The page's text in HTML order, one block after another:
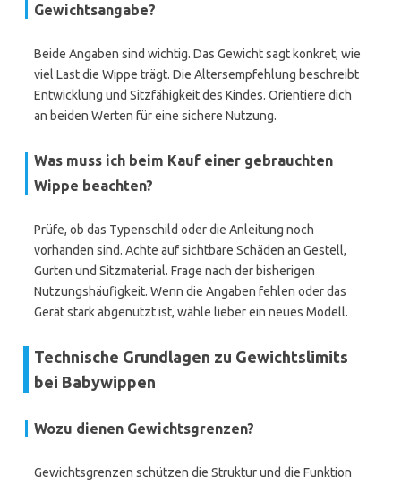
Gewichtsangabe?
Beide Angaben sind wichtig. Das Gewicht sagt konkret, wie
viel Last die Wippe trägt. Die Altersempfehlung beschreibt
Entwicklung und Sitzfähigkeit des Kindes. Orientiere dich
an beiden Werten für eine sichere Nutzung.
Was muss ich beim Kauf einer gebrauchten
Wippe beachten?
Prüfe, ob das Typenschild oder die Anleitung noch
vorhanden sind. Achte auf sichtbare Schäden an Gestell,
Gurten und Sitzmaterial. Frage nach der bisherigen
Nutzungshäufigkeit. Wenn die Angaben fehlen oder das
Gerät stark abgenutzt ist, wähle lieber ein neues Modell.
Technische Grundlagen zu Gewichtslimits
bei Babywippen
Wozu dienen Gewichtsgrenzen?
Gewichtsgrenzen schützen die Struktur und die Funktion